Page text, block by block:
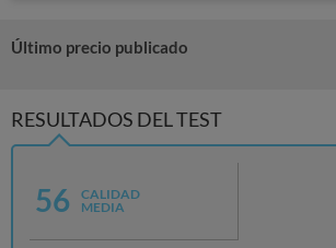
Último precio publicado
RESULTADOS DEL TEST
56
CALIDAD
MEDIA